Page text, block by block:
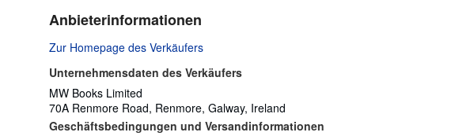
Anbieterinformationen
Zur Homepage des Verkäufers
Unternehmensdaten des Verkäufers
MW Books Limited
70A Renmore Road, Renmore, Galway, Ireland
Geschäftsbedingungen und Versandinformationen